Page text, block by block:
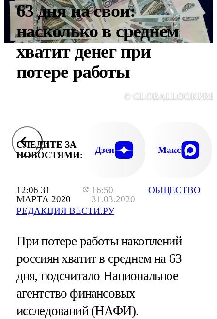
12:06 31
МАРТА 2020
16:50
31.03.2020
РЕДАКЦИЯ ВЕСТИ.РУ
ОБЩЕСТВО
63 дня на свои:
насколько в среднем
хватит денег при
потере работы
©
СЛЕДИТЕ ЗА
НОВОСТЯМИ:
Дзен Макс
При потере работы накоплений
россиян хватит в среднем на 63
дня, подсчитало Национальное
агентство финансовых
исследований (НАФИ).